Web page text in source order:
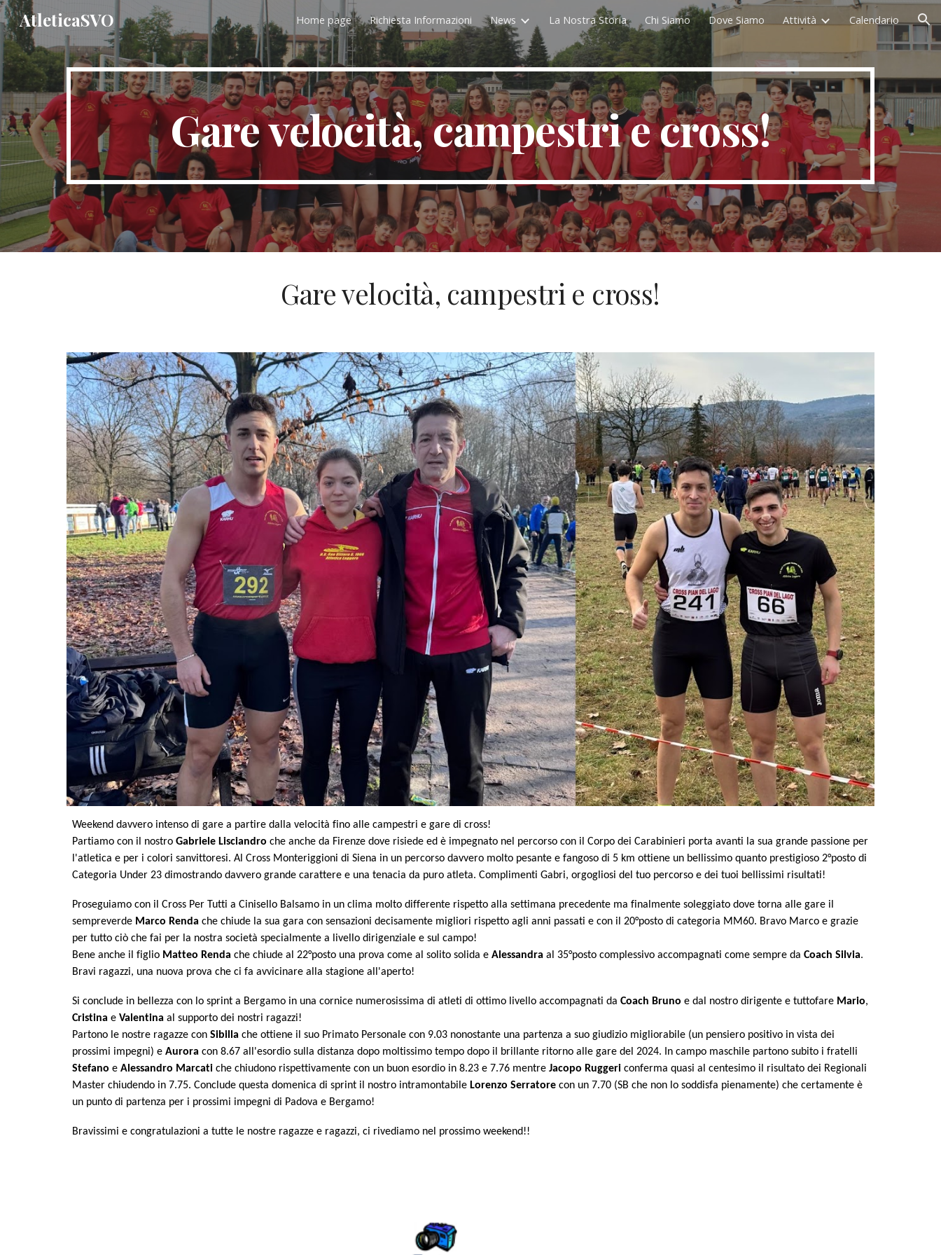
Skip to main content Skip to navigation
AtleticaSVO Home page Richiesta Informazioni News La Nostra Storia Chi Siamo Dove Siamo Attività Calendario
Gare velocità, campestri e cross!
Gare velocità, campestri e cross!
Weekend davvero intenso di gare a partire dalla velocità fino alle campestri e gare di cross!
Partiamo con il nostro Gabriele Lisciandro che anche da Firenze dove risiede ed è impegnato nel percorso con il Corpo dei Carabinieri porta avanti la sua grande passione per
l'atletica e per i colori sanvittoresi. Al Cross Monteriggioni di Siena in un percorso davvero molto pesante e fangoso di 5 km ottiene un bellissimo quanto prestigioso 2°posto di
Categoria Under 23 dimostrando davvero grande carattere e una tenacia da puro atleta. Complimenti Gabri, orgogliosi del tuo percorso e dei tuoi bellissimi risultati!
Proseguiamo con il Cross Per Tutti a Cinisello Balsamo in un clima molto differente rispetto alla settimana precedente ma finalmente soleggiato dove torna alle gare il
sempreverde Marco Renda che chiude la sua gara con sensazioni decisamente migliori rispetto agli anni passati e con il 20°posto di categoria MM60. Bravo Marco e grazie
per tutto ciò che fai per la nostra società specialmente a livello dirigenziale e sul campo!
Bene anche il figlio Matteo Renda che chiude al 22°posto una prova come al solito solida e Alessandra al 35°posto complessivo accompagnati come sempre da Coach Silvia.
Bravi ragazzi, una nuova prova che ci fa avvicinare alla stagione all'aperto!
Si conclude in bellezza con lo sprint a Bergamo in una cornice numerosissima di atleti di ottimo livello accompagnati da Coach Bruno e dal nostro dirigente e tuttofare Mario,
Cristina e Valentina al supporto dei nostri ragazzi!
Partono le nostre ragazze con Sibilla che ottiene il suo Primato Personale con 9.03 nonostante una partenza a suo giudizio migliorabile (un pensiero positivo in vista dei
prossimi impegni) e Aurora con 8.67 all'esordio sulla distanza dopo moltissimo tempo dopo il brillante ritorno alle gare del 2024. In campo maschile partono subito i fratelli
Stefano e Alessandro Marcatiche chiudono rispettivamente con un buon esordio in 8.23 e 7.76 mentre Jacopo Ruggericonferma quasi al centesimo il risultato dei Regionali
Master chiudendo in 7.75. Conclude questa domenica di sprint il nostro intramontabile Lorenzo Serratorecon un 7.70 (SB che non lo soddisfa pienamente) che certamente è
un punto di partenza per i prossimi impegni di Padova e Bergamo!
Bravissimi e congratulazioni a tutte le nostre ragazze e ragazzi, ci rivediamo nel prossimo weekend!!